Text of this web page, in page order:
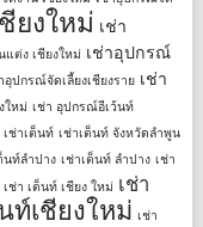
ยงใหม่ เช่า
ต่ง เชียงใหม่ เช่าอุปกรณ์
อุปกรณ์จัดเลี้ยงเชียงราย เช่า
ใหม่ เช่า อุปกรณ์อีเว้นท์
เช่าเต็นท์ เช่าเต็นท์ จังหวัดลำพูน
นท์ลำปาง เช่าเต็นท์ ลําปาง เช่า
เช่า เต็นท์ เชียง ใหม่ เช่า
ท์เชียงใหม่ เช่า